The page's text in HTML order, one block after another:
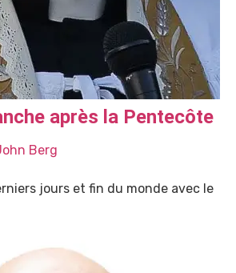
après la Pentecôte
Berg
jours et fin du monde avec le